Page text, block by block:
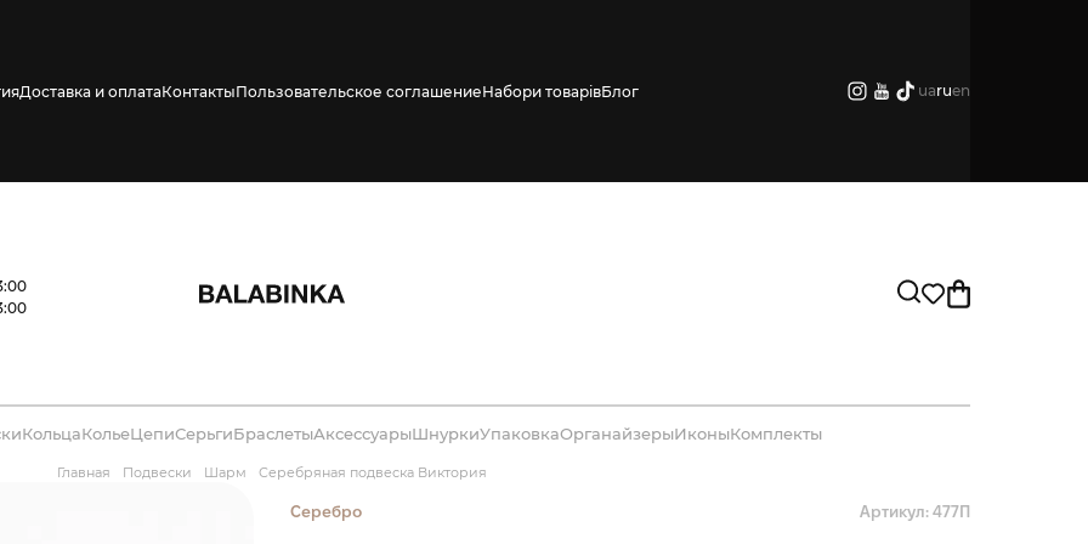
Доставка и оплатаКонтактыПользовательское соглашениеНабори товарівБлог uaruen
КольцаКольеЦепиСерьгиБраслетыАксессуарыШнуркиУпаковкаОрганайзерыИконыКомплекты
Главная Подвески Шарм Серебряная подвеска Виктория
Серебро Артикул: 477П